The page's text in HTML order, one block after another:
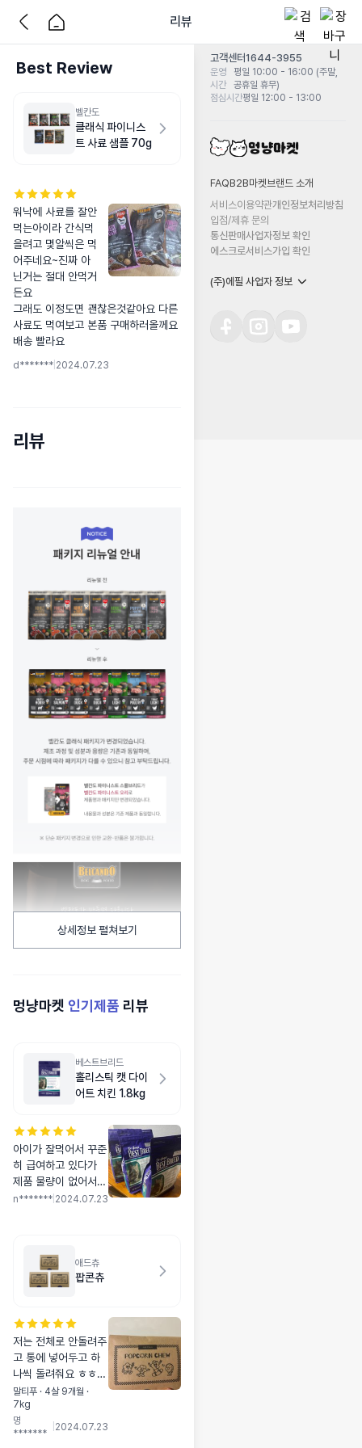
리뷰
Best Review
벨칸도
클래식 파이니스
트 사료 샘플 70g
워낙에 사료를 잘안
먹는아이라 간식먹
을려고 몇알씩은 먹
어주네요~진짜 아
닌거는 절대 안먹거
든요
그래도 이정도면 괜찮은것같아요 다른
사료도 먹여보고 본품 구매하러올께요
배송 빨라요
d******* 2024.07.23
리뷰
상세정보 펼쳐보기
멍냥마켓 인기제품 리뷰
베스트브리드
홀리스틱 캣 다이
어트 치킨 1.8kg
아이가 잘먹어서 꾸준
히 급여하고 있다가
제품 물량이 없어서
재입고 되기만을 기다
심한 요즘 믿고 먹이
는 사료입니다. 가격
n******* 2024.07.23
애드츄
팝콘츄
저는 전체로 안돌려주
고 통에 넣어두고 하
나씩 돌려줘요 ㅎㅎㅎ
아그작 아그작 얼마나
잘먹는지 🫶🏻 너무
너무 귀여워요 ㅎㅎ
말티푸 · 4살 9개월 ·
7kg
명
*******
2024.07.23
고객센터1644-3955
운영
시간
평일 10:00 - 16:00 (주말,
공휴일 휴무)
점심시간평일 12:00 - 13:00
FAQB2B마켓 브랜드 소개
서비스이용약관개인정보처리방침
입점/제휴 문의
통신판매사업자정보 확인
에스크로서비스가입 확인
(주)에필 사업자 정보